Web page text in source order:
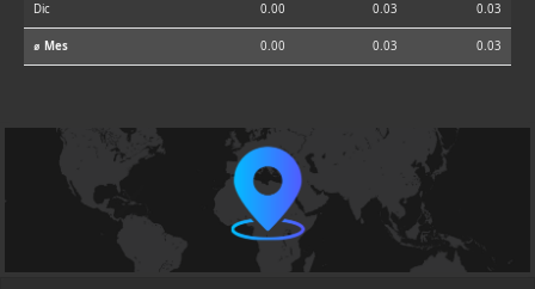
Dic 0.00 0.03 0.03
⌀ Mes 0.00 0.03 0.03